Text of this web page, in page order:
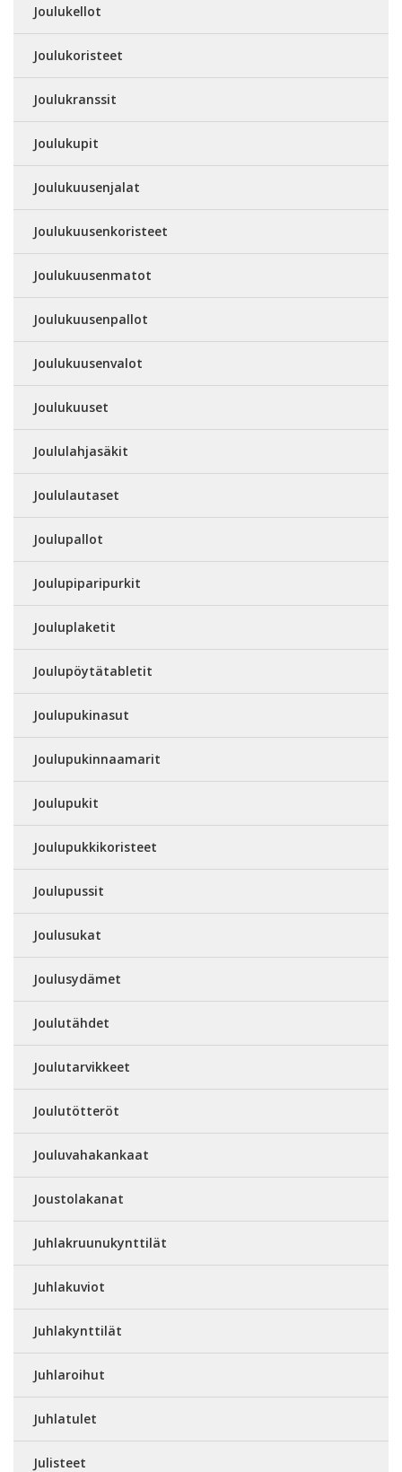
Joulukellot
Joulukoristeet
Joulukranssit
Joulukupit
Joulukuusenjalat
Joulukuusenkoristeet
Joulukuusenmatot
Joulukuusenpallot
Joulukuusenvalot
Joulukuuset
Joululahjasäkit
Joululautaset
Joulupallot
Joulupiparipurkit
Jouluplaketit
Joulupöytätabletit
Joulupukinasut
Joulupukinnaamarit
Joulupukit
Joulupukkikoristeet
Joulupussit
Joulusukat
Joulusydämet
Joulutähdet
Joulutarvikkeet
Joulutötteröt
Jouluvahakankaat
Joustolakanat
Juhlakruunukynttilät
Juhlakuviot
Juhlakynttilät
Juhlaroihut
Juhlatulet
Julisteet